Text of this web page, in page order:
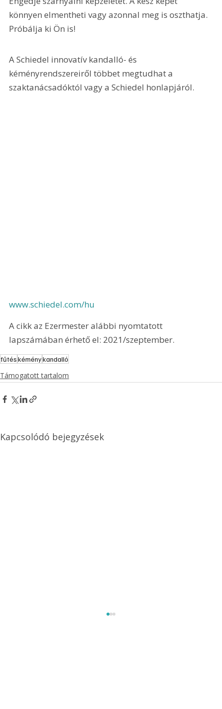
könnyen elmentheti vagy azonnal meg is oszthatja.
Próbálja ki Ön is!
A Schiedel innovatív kandalló- és
kéményrendszereiről többet megtudhat a
szaktanácsadóktól vagy a Schiedel honlapjáról.
www.schiedel.com/hu
A cikk az Ezermester alábbi nyomtatott
lapszámában érhető el: 2021/szeptember.
fűtéskéménykandalló
Támogatott tartalom
Kapcsolódó bejegyzések